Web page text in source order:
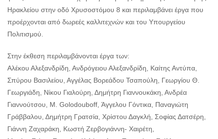
Ηρακλείου στην οδό Χρυσοστόμου 8 και περιλαμβάνει έργα που
προέρχονται από δωρεές καλλιτεχνών και του Υπουργείου
Πολιτισμού.
Στην έκθεση περιλαμβάνονται έργα των:
Αλέκου Αλεξανδρίδη, Ανδρόγειου Αλεξανδρίδη, Καίτης Αντύπα,
Σπύρου Βασιλείου, Αγγέλας Βορεάδου Τσαπούλη, Γεωργίου Θ.
Γεωργιάδη, Νίκου Γιαλούρη, Δημήτρη Γιαννουκάκη, Ανδρέα
Γιαννούτσου, Μ. Golodouboff, Άγγελου Γόντικα, Παναγιώτη
Γράββαλου, Δημήτρη Γρατσία, Χρίστου Δαγκλή, Σοφίας Δατσέρη,
Γιάννη Ζαχαράκη, Κωστή Ζερβογιάννη- Χαιρέτη,